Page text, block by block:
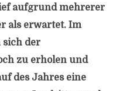
aufgrund mehrerer
als erwartet. Im
sich der
zu erholen und
des Jahres eine